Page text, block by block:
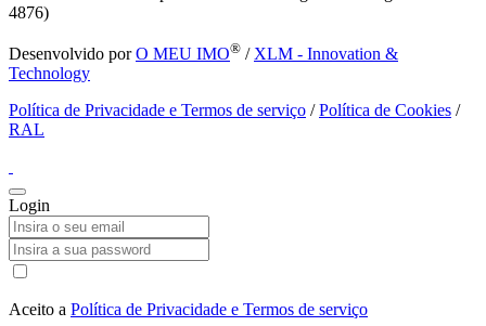
4876)
Desenvolvido porO MEU IMO® / XLM - Innovation &
Technology
Política de Privacidade e Termos de serviço /Política de Cookies /
RAL
Login
Aceito a Política de Privacidade e Termos de serviço